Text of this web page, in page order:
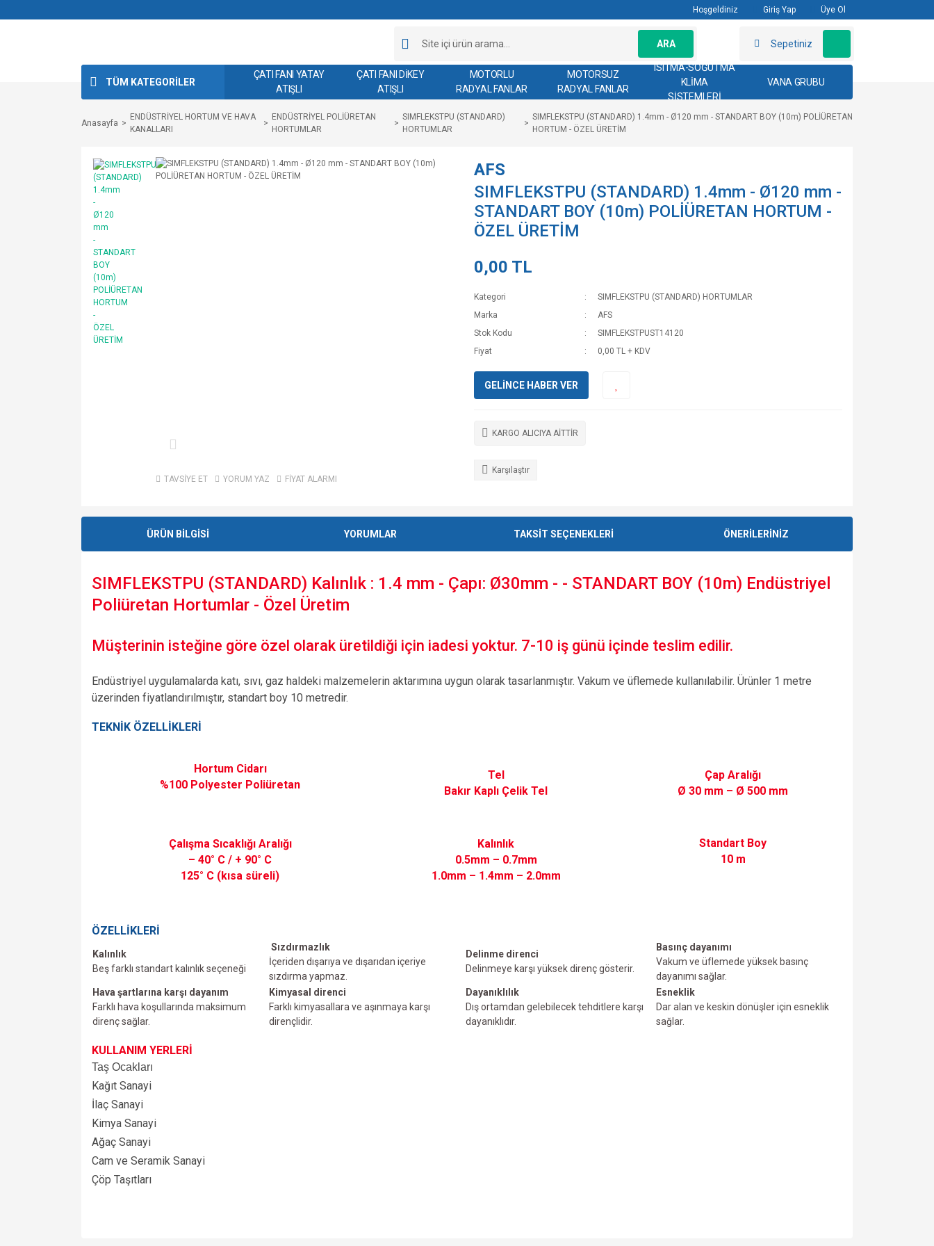
Hoşgeldiniz Giriş Yap Üye Ol
ARA Sepetiniz
TÜM KATEGORİLER
ÇATI FANI YATAY
ATIŞLI
ÇATI FANI DİKEY
ATIŞLI
MOTORLU
RADYAL FANLAR
MOTORSUZ
RADYAL FANLAR
ISITMA-SOĞUTMA
KLİMA
SİSTEMLERİ
VANA GRUBU
Anasayfa
ENDÜSTRİYEL HORTUM VE HAVA
KANALLARI
ENDÜSTRİYEL POLİÜRETAN
HORTUMLAR
SIMFLEKSTPU (STANDARD)
HORTUMLAR
SIMFLEKSTPU (STANDARD) 1.4mm - Ø120 mm - STANDART BOY (10m) POLİÜRETAN
HORTUM - ÖZEL ÜRETİM
TAVSİYE ET YORUM YAZ FİYAT ALARMI
AFS
SIMFLEKSTPU (STANDARD) 1.4mm - Ø120 mm -
STANDART BOY (10m) POLİÜRETAN HORTUM -
ÖZEL ÜRETİM
0,00 TL
Kategori
SIMFLEKSTPU (STANDARD) HORTUMLAR
Marka
AFS
Stok Kodu
SIMFLEKSTPUST14120
Fiyat
0,00 TL + KDV
GELİNCE HABER VER
KARGO ALICIYA AİTTİR
Karşılaştır
ÜRÜN BİLGİSİ YORUMLAR TAKSİT SEÇENEKLERİ ÖNERİLERİNİZ
SIMFLEKSTPU (STANDARD) Kalınlık : 1.4 mm - Çapı: Ø30mm - - STANDART BOY (10m) Endüstriyel
Poliüretan Hortumlar - Özel Üretim
Müşterinin isteğine göre özel olarak üretildiği için iadesi yoktur. 7-10 iş günü içinde teslim edilir.
Endüstriyel uygulamalarda katı, sıvı, gaz haldeki malzemelerin aktarımına uygun olarak tasarlanmıştır. Vakum ve üflemede kullanılabilir. Ürünler 1 metre
üzerinden fiyatlandırılmıştır, standart boy 10 metredir.
TEKNİK ÖZELLİKLERİ
Hortum Cidarı
%100 Polyester Poliüretan
Tel
Bakır Kaplı Çelik Tel
Çap Aralığı
Ø 30 mm – Ø 500 mm
Çalışma Sıcaklığı Aralığı
– 40° C / + 90° C
125° C (kısa süreli)
Kalınlık
0.5mm – 0.7mm
1.0mm – 1.4mm – 2.0mm
Standart Boy
10 m
ÖZELLİKLERİ
Kalınlık
Beş farklı standart kalınlık seçeneği
Sızdırmazlık
İçeriden dışarıya ve dışarıdan içeriye
sızdırma yapmaz.
Delinme direnci
Delinmeye karşı yüksek direnç gösterir.
Basınç dayanımı
Vakum ve üfIemede yüksek basınç
dayanımı sağlar.
Hava şartlarına karşı dayanım
Farklı hava koşullarında maksimum
direnç sağlar.
Kimyasal direnci
Farklı kimyasallara ve aşınmaya karşı
dirençlidir.
Dayanıklılık
Dış ortamdan gelebilecek tehditlere karşı
dayanıklıdır.
Esneklik
Dar alan ve keskin dönüşler için esneklik
sağlar.
KULLANIM YERLERİ
Taş Ocakları
Kağıt Sanayi
İlaç Sanayi
Kimya Sanayi
Ağaç Sanayi
Cam ve Seramik Sanayi
Çöp Taşıtları